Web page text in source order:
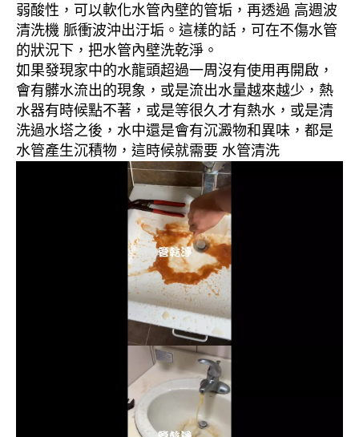
弱酸性，可以軟化水管內壁的管垢，再透過 高週波
清洗機 脈衝波沖出汙垢。這樣的話，可在不傷水管
的狀況下，把水管內壁洗乾淨。
如果發現家中的水龍頭超過一周沒有使用再開啟，
會有髒水流出的現象，或是流出水量越來越少，熱
水器有時候點不著，或是等很久才有熱水，或是清
洗過水塔之後，水中還是會有沉澱物和異味，都是
水管產生沉積物，這時候就需要 水管清洗